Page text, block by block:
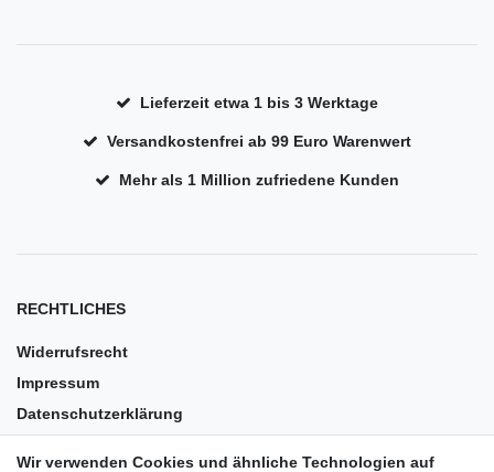
Lieferzeit etwa 1 bis 3 Werktage
Versandkostenfrei ab 99 Euro Warenwert
Mehr als 1 Million zufriedene Kunden
RECHTLICHES
Widerrufsrecht
Impressum
Datenschutzerklärung
Wir verwenden Cookies und ähnliche Technologien auf